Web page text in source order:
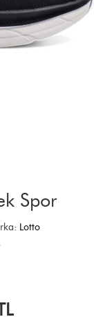
Spor
Lotto